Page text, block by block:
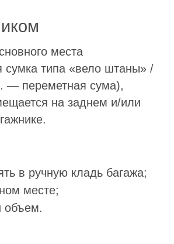
места
сумка типа «вело штаны» /
— переметная сума),
на заднем и/или
в ручную кладь багажа;
месте;
объем.